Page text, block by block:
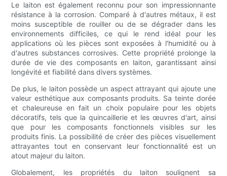
Le laiton est également reconnu pour son impressionnante
résistance à la corrosion. Comparé à d'autres métaux, il est
moins susceptible de rouiller ou de se dégrader dans les
environnements difficiles, ce qui le rend idéal pour les
applications où les pièces sont exposées à l'humidité ou à
d'autres substances corrosives. Cette propriété prolonge la
durée de vie des composants en laiton, garantissant ainsi
longévité et fiabilité dans divers systèmes.
De plus, le laiton possède un aspect attrayant qui ajoute une
valeur esthétique aux composants produits. Sa teinte dorée
et chaleureuse en fait un choix populaire pour les objets
décoratifs, tels que la quincaillerie et les œuvres d'art, ainsi
que pour les composants fonctionnels visibles sur les
produits finis. La possibilité de créer des pièces visuellement
attrayantes tout en conservant leur fonctionnalité est un
atout majeur du laiton.
Globalement, les propriétés du laiton soulignent sa